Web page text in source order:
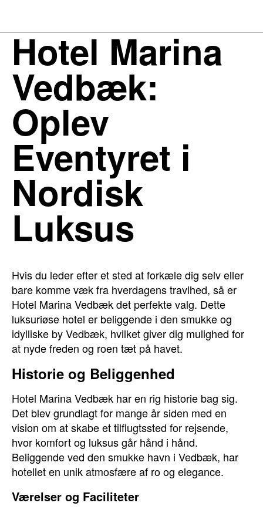
Hotel Marina
Vedbæk:
Oplev
Eventyret i
Nordisk
Luksus
Hvis du leder efter et sted at forkæle dig selv eller
bare komme væk fra hverdagens travlhed, så er
Hotel Marina Vedbæk det perfekte valg. Dette
luksuriøse hotel er beliggende i den smukke og
idylliske by Vedbæk, hvilket giver dig mulighed for
at nyde freden og roen tæt på havet.
Historie og Beliggenhed
Hotel Marina Vedbæk har en rig historie bag sig.
Det blev grundlagt for mange år siden med en
vision om at skabe et tilflugtssted for rejsende,
hvor komfort og luksus går hånd i hånd.
Beliggende ved den smukke havn i Vedbæk, har
hotellet en unik atmosfære af ro og elegance.
Værelser og Faciliteter